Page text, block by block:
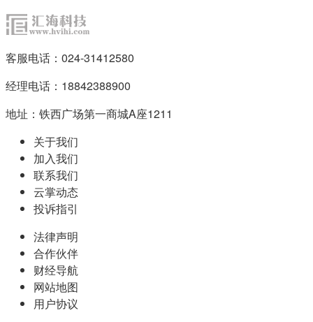
客服电话：024-31412580
经理电话：18842388900
地址：铁西广场第一商城A座1211
关于我们
加入我们
联系我们
云掌动态
投诉指引
法律声明
合作伙伴
财经导航
网站地图
用户协议